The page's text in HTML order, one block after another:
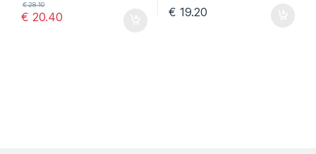
€ 20.40
€28.10
€ 19.20